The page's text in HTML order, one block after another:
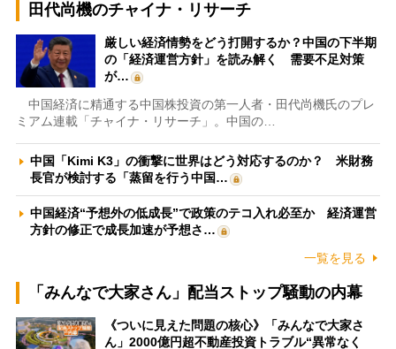
田代尚機のチャイナ・リサーチ
厳しい経済情勢をどう打開するか？中国の下半期
の「経済運営方針」を読み解く 需要不足対策
が…
中国経済に精通する中国株投資の第一人者・田代尚機氏のプレ
ミアム連載「チャイナ・リサーチ」。中国の…
中国「Kimi K3」の衝撃に世界はどう対応するのか？ 米財務
長官が検討する「蒸留を行う中国…
中国経済“予想外の低成長”で政策のテコ入れ必至か 経済運営
方針の修正で成長加速が予想さ…
一覧を見る
「みんなで大家さん」配当ストップ騒動の内幕
《ついに見えた問題の核心》「みんなで大家さ
ん」2000億円超不動産投資トラブル“異常なく